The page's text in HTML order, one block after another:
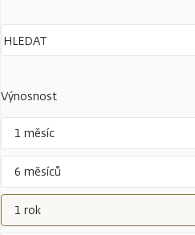
Výnosnost
1 měsíc
6 měsíců
1 rok